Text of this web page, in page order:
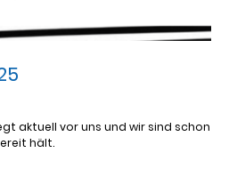
aktuell vor uns und wir sind schon
hält.